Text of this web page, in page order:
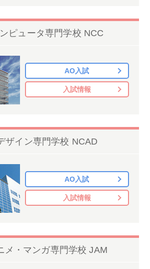
ピュータ専門学校 NCC
AO入試
入試情報
ザイン専門学校 NCAD
AO入試
入試情報
メ・マンガ専門学校 JAM